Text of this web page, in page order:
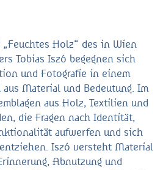
Holz“ des in Wien
Tobias Iszó begegnen sich
und Fotografie in einem
Material und Bedeutung. Im
aus Holz, Textilien und
die Fragen nach Identität,
aufwerfen und sich
Iszó versteht Material
Abnutzung und